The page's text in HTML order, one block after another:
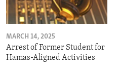
MARCH 14, 2025
Arrest of Former Student for
Hamas-Aligned Activities